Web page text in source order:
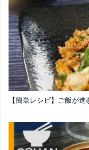
【簡単レシピ】ご飯が